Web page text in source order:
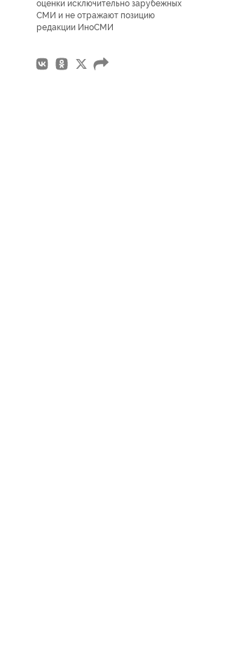
оценки исключительно зарубежных
СМИ и не отражают позицию
редакции ИноСМИ